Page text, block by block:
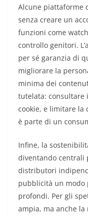
Alcune piattaforme
senza creare un
funzioni come
controllo genitori.
per sé garanzia di
migliorare la
minima dei
tutelata: consultare
cookie, e limitare la
è parte di un
Infine, la
diventando centrali
distributori
pubblicità un modo
profondi. Per gli
ampia, ma anche la